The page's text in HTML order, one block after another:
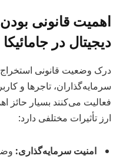
اهمیت قانونی
دیجیتال در جامائیکا
درک وضعیت قانونی استخراج
سرمایه‌گذاران، تاجرها و
فعالیت می‌کنند بسیار حائز
ارز تأثیرات مختلفی دارد:
امنیت سرمایه‌گذاری: